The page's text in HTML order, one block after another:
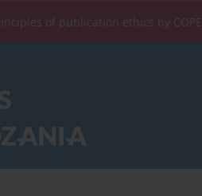
of publication ethics by COPE